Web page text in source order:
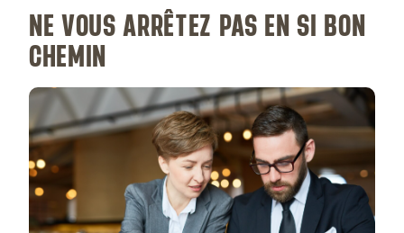
NE VOUS ARRÊTEZ PAS EN SI BON
CHEMIN